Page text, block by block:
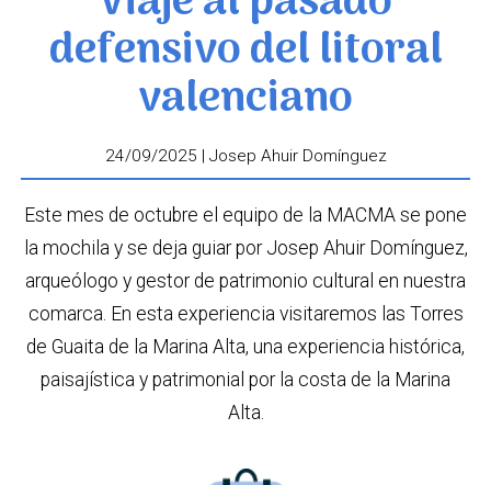
defensivo del litoral
valenciano
24/09/2025 | Josep Ahuir Domínguez
Este mes de octubre el equipo de la MACMA se pone
la mochila y se deja guiar por Josep Ahuir Domínguez,
arqueólogo y gestor de patrimonio cultural en nuestra
comarca. En esta experiencia visitaremos las Torres
de Guaita de la Marina Alta, una experiencia histórica,
paisajística y patrimonial por la costa de la Marina
Alta.